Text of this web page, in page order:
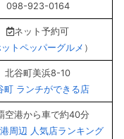
098-923-0164
ネット予約可
トペッパーグルメ ）
北谷町美浜8-10
町 ランチができる店
空港から車で約40分
周辺 人気店ランキング